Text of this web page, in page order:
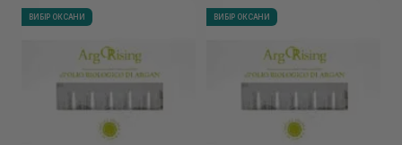
ВИБІР ОКСАНИ ВИБІР ОКСАНИ